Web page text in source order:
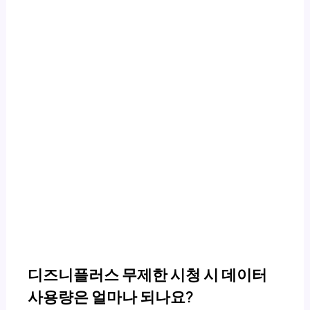
디즈니플러스 무제한 시청 시 데이터
사용량은 얼마나 되나요?